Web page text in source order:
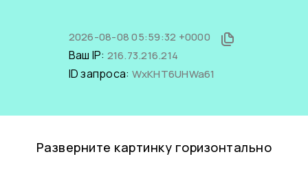
2026-08-08 05:59:32 +0000
Ваш IP: 216.73.216.214
ID запроса: WxKHT6UHWa61
Разверните картинку горизонтально